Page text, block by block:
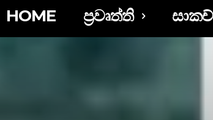
HOME ප්‍රවෘත්ති